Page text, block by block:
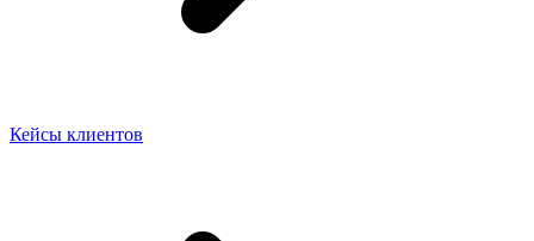
Кейсы клиентов